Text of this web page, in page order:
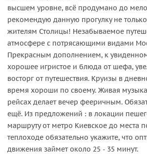
высшем уровне, всё продумано до
рекомендую данную прогулку не
жителям Столицы! Незабываемое
атмосфере с потрясающими видами
Прекрасным дополнением, к
хорошее игристое и блюда от шефа,
восторг от путешествия. Круизы в
время хороши по своему. Живая
рейсах делает вечер фееричным.
ещё. Из предложений : в локации
маршруту от метро Киевское до места
теплоходе обязательно укажите, что
движения займет около 25 - 35 минут.